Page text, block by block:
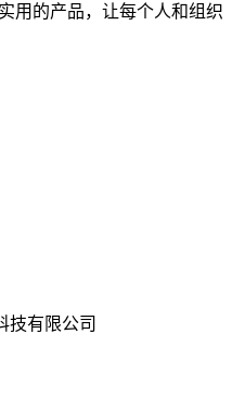
用的产品，让每个人和组织
技有限公司